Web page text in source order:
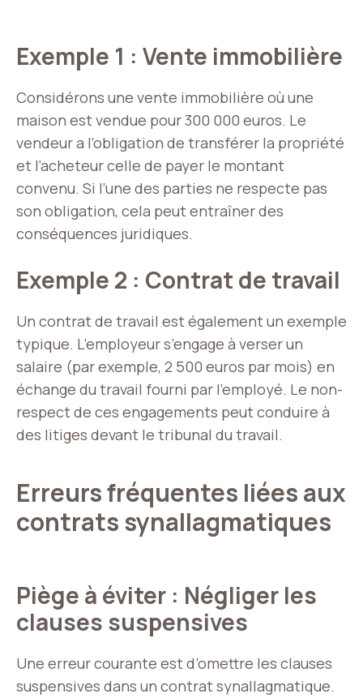
Exemple 1 : Vente immobilière
Considérons une vente immobilière où une
maison est vendue pour 300 000 euros. Le
vendeur a l’obligation de transférer la propriété
et l’acheteur celle de payer le montant
convenu. Si l’une des parties ne respecte pas
son obligation, cela peut entraîner des
conséquences juridiques.
Exemple 2 : Contrat de travail
Un contrat de travail est également un exemple
typique. L’employeur s’engage à verser un
salaire (par exemple, 2 500 euros par mois) en
échange du travail fourni par l’employé. Le non-
respect de ces engagements peut conduire à
des litiges devant le tribunal du travail.
Erreurs fréquentes liées aux
contrats synallagmatiques
Piège à éviter : Négliger les
clauses suspensives
Une erreur courante est d’omettre les clauses
suspensives dans un contrat synallagmatique.